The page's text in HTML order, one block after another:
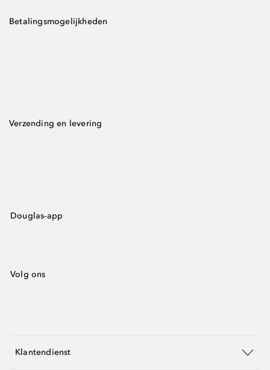
Betalingsmogelijkheden
Verzending en levering
Douglas-app
Volg ons
Klantendienst